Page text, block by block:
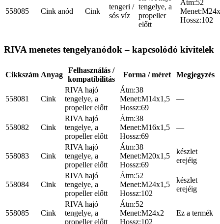
558085 Cink anód Cink
tengeri /
sós víz
tengelye, a
propeller
előtt
Átm:52
Hossz:102
RIVA menetes tengelyanódok – kapcsolódó kivitelek
Cikkszám Anyag
Felhasználás /
kompatibilitás
Forma / méret Megjegyzés
558081 Cink
RIVA hajó
tengelye, a
propeller előtt
Átm:38
Menet:M14x1,5
Hossz:69
—
558082 Cink
RIVA hajó
tengelye, a
propeller előtt
Átm:38
Menet:M16x1,5
Hossz:69
—
558083 Cink
RIVA hajó
tengelye, a
propeller előtt
Átm:38
Menet:M20x1,5
Hossz:69
készlet
erejéig
558084 Cink
RIVA hajó
tengelye, a
propeller előtt
Átm:52
Menet:M24x1,5
Hossz:102
készlet
erejéig
558085 Cink
RIVA hajó
tengelye, a
propeller előtt
Átm:52
Menet:M24x2
Hossz:102
Ez a termék